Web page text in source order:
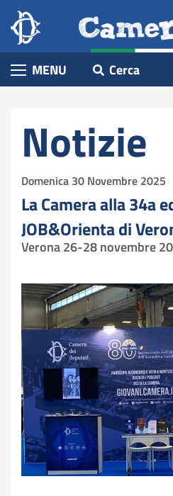
Camera
Giovani
Salta
contenuto
principale
MENU
Home
Notizie
Eventi
ParlaWiki
Lezioni di Costituzione
Vieni alla Camera
Preparati alla visita
I nostri podcast
Archivio iniziative
giovani
Contatti
Cerca
Mappa del sito
Giornata di formazione
2024-2025 - Bando
Giornata di formazione
Cerca
Contenuto
Notizie
Domenica 30 Novembre 2025
La Camera alla 34a
JOB&Orienta di
Verona 26-28 novembre